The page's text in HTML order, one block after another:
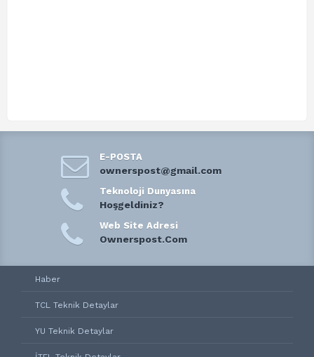
E-POSTA
ownerspost@gmail.com
Teknoloji Dunyasına
Hoşgeldiniz?
Web Site Adresi
Ownerspost.Com
Haber
TCL Teknik Detaylar
YU Teknik Detaylar